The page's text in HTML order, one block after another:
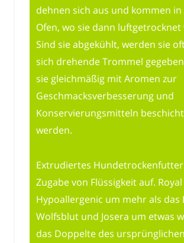
dehnen sich aus und kommen in
Ofen, wo sie dann luftgetrocknet
Sind sie abgekühlt, werden sie
sich drehende Trommel
sie gleichmäßig mit Aromen zur
Geschmacksverbesserung und
Konservierungsmitteln
werden.
Extrudiertes
Zugabe von Flüssigkeit auf.
Hypoallergenic um mehr als das
Wolfsblut und Josera um etwas
das Doppelte des ursprünglichen